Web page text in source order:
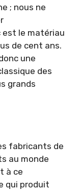
; nous ne
le matériau
de cent ans.
une
des
grands
fabricants de
au monde
à ce
qui produit